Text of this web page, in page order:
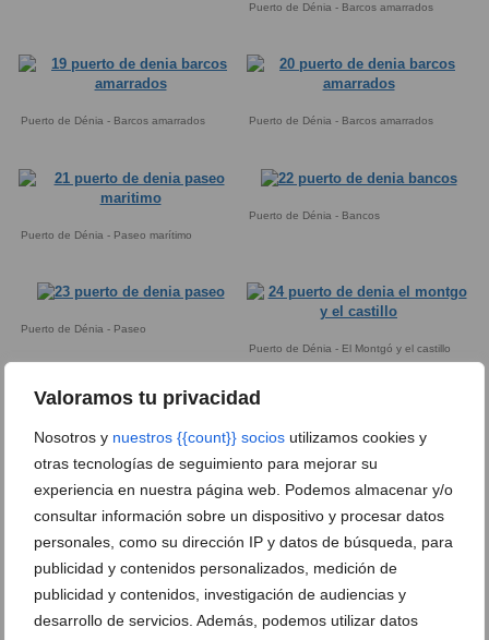
Valoramos tu privacidad
Nosotros y nuestros {{count}} socios utilizamos cookies y
otras tecnologías de seguimiento para mejorar su
experiencia en nuestra página web. Podemos almacenar y/o
consultar información sobre un dispositivo y procesar datos
personales, como su dirección IP y datos de búsqueda, para
publicidad y contenidos personalizados, medición de
publicidad y contenidos, investigación de audiencias y
desarrollo de servicios. Además, podemos utilizar datos
Puerto de Dénia - Barcos amarrados
Puerto de Dénia - Barcos amarrados Puerto de Dénia - Barcos amarrados
Puerto de Dénia - Paseo marítimo
Puerto de Dénia - Bancos
Puerto de Dénia - Paseo
Puerto de Dénia - El Montgó y el castillo
Puerto de Dénia - Sounder
Puerto de Dénia - El castillo desde el
Puerto de Dénia - El castillo desde Zensa
Puerto de Dénia - El Portet